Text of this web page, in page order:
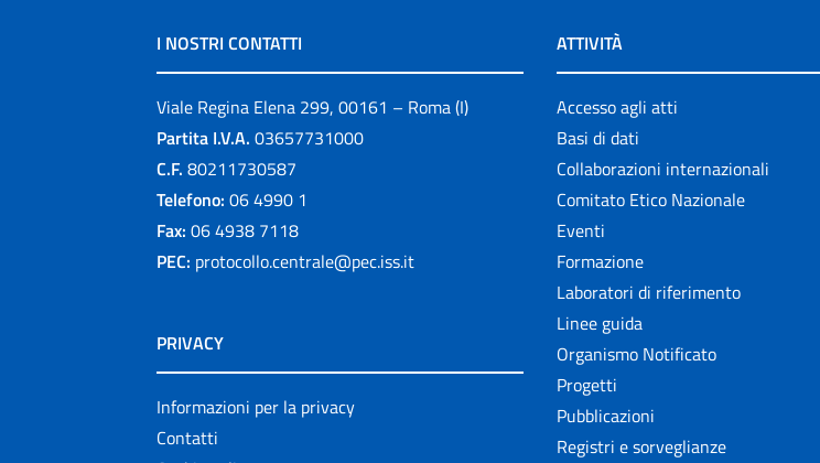
I NOSTRI CONTATTI
Viale Regina Elena 299, 00161 – Roma (I)
Partita I.V.A. 03657731000
C.F. 80211730587
Telefono: 06 4990 1
Fax: 06 4938 7118
PEC: protocollo.centrale@pec.iss.it
PRIVACY
Informazioni per la privacy
Contatti
ATTIVITÀ
Accesso agli atti
Basi di dati
Collaborazioni internazionali
Comitato Etico Nazionale
Eventi
Formazione
Laboratori di riferimento
Linee guida
Organismo Notificato
Progetti
Pubblicazioni
Registri e sorveglianze